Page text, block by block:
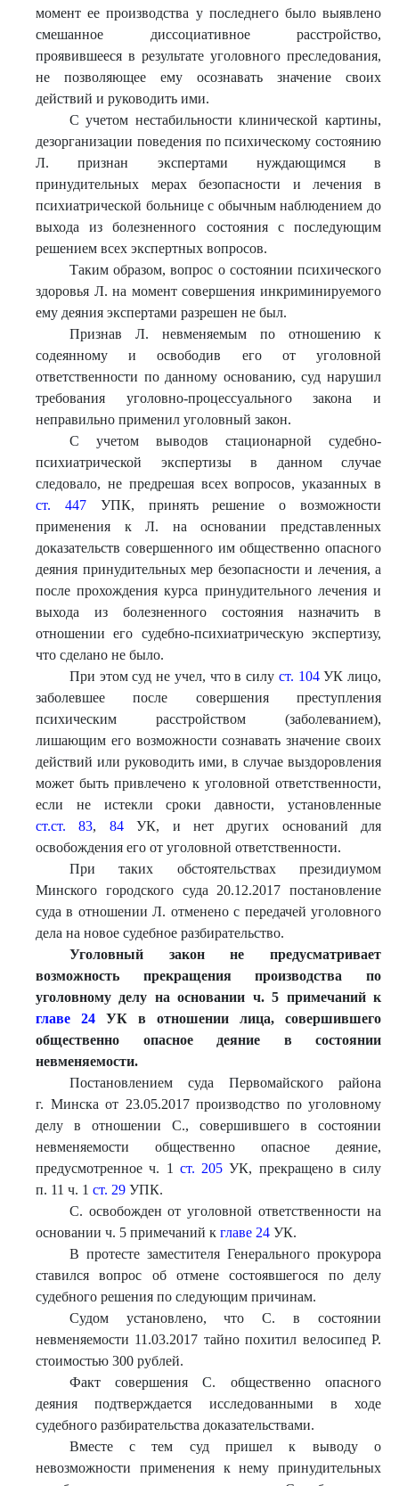
момент ее производства у последнего было выявлено
смешанное диссоциативное расстройство,
проявившееся в результате уголовного преследования,
не позволяющее ему осознавать значение своих
действий и руководить ими.
С учетом нестабильности клинической картины,
дезорганизации поведения по психическому состоянию
Л. признан экспертами нуждающимся в
принудительных мерах безопасности и лечения в
психиатрической больнице с обычным наблюдением до
выхода из болезненного состояния с последующим
решением всех экспертных вопросов.
Таким образом, вопрос о состоянии психического
здоровья Л. на момент совершения инкриминируемого
ему деяния экспертами разрешен не был.
Признав Л. невменяемым по отношению к
содеянному и освободив его от уголовной
ответственности по данному основанию, суд нарушил
требования уголовно-процессуального закона и
неправильно применил уголовный закон.
С учетом выводов стационарной судебно-
психиатрической экспертизы в данном случае
следовало, не предрешая всех вопросов, указанных в
ст. 447УПК, принять решение о возможности
применения к Л. на основании представленных
доказательств совершенного им общественно опасного
деяния принудительных мер безопасности и лечения, а
после прохождения курса принудительного лечения и
выхода из болезненного состояния назначить в
отношении его судебно-психиатрическую экспертизу,
что сделано не было.
При этом суд не учел, что в силу ст. 104УК лицо,
заболевшее после совершения преступления
психическим расстройством (заболеванием),
лишающим его возможности сознавать значение своих
действий или руководить ими, в случае выздоровления
может быть привлечено к уголовной ответственности,
если не истекли сроки давности, установленные
ст.ст. 83, 84УК, и нет других оснований для
освобождения его от уголовной ответственности.
При таких обстоятельствах президиумом
Минского городского суда 20.12.2017 постановление
суда в отношении Л. отменено с передачей уголовного
дела на новое судебное разбирательство.
Уголовный закон не предусматривает
возможность прекращения производства по
уголовному делу на основании ч. 5 примечаний к
главе 24
УК в отношении лица, совершившего
общественно опасное деяние в состоянии
невменяемости.
Постановлением суда Первомайского района
г. Минска от 23.05.2017 производство по уголовному
делу в отношении С., совершившего в состоянии
невменяемости общественно опасное деяние,
предусмотренное ч. 1 ст. 205 УК, прекращено в силу
п. 11 ч. 1 ст. 29 УПК.
С. освобожден от уголовной ответственности на
основании ч. 5 примечаний к главе 24 УК.
В протесте заместителя Генерального прокурора
ставился вопрос об отмене состоявшегося по делу
судебного решения по следующим причинам.
Судом установлено, что С. в состоянии
невменяемости 11.03.2017 тайно похитил велосипед Р.
стоимостью 300 рублей.
Факт совершения С. общественно опасного
деяния подтверждается исследованными в ходе
судебного разбирательства доказательствами.
Вместе с тем суд пришел к выводу о
невозможности применения к нему принудительных